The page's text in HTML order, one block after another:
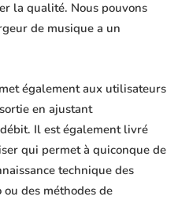
la qualité. Nous pouvons
de musique a un
également aux utilisateurs
en ajustant
Il est également livré
qui permet à quiconque de
technique des
des méthodes de